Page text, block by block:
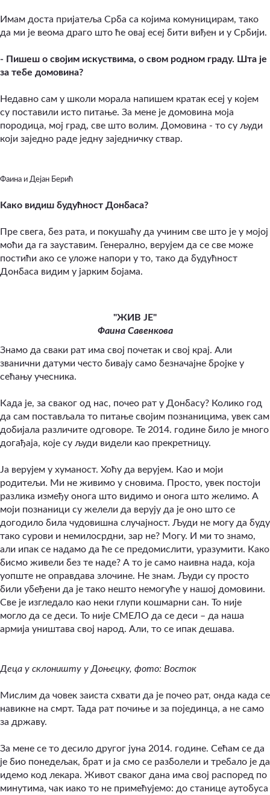
Имам доста пријатеља Срба са којима комуницирам, тако
да ми је веома драго што ће овај есеј бити виђен и у Србији.
- Пишеш о својим искуствима, о свом родном граду. Шта је
за тебе домовина?
Недавно сам у школи морала напишем кратак есеј у којем
су поставили исто питање. За мене је домовина моја
породица, мој град, све што волим. Домовина - то су људи
који заједно раде једну заједничку ствар.
Фаина и Дејан Берић
Како видиш будућност Донбаса?
Пре свега, без рата, и покушаћу да учиним све што је у мојој
моћи да га зауставим. Генерално, верујем да се све може
постићи ако се уложе напори у то, тако да будућност
Донбаса видим у јарким бојама.
"ЖИВ ЈЕ"
Фаина Савенкова
Знамо да сваки рат има свој почетак и свој крај. Али
званични датуми често бивају само безначајне бројке у
сећању учесника.
Када је, за сваког од нас, почео рат у Донбасу? Колико год
да сам постављала то питање својим познаницима, увек сам
добијала различите одговоре. Те 2014. године било је много
догађаја, које су људи видели као прекретницу.
Ја верујем у хуманост. Хоћу да верујем. Као и моји
родитељи. Ми не живимо у сновима. Просто, увек постоји
разлика између онога што видимо и онога што желимо. А
моји познаници су желели да верују да је оно што се
догодило била чудовишна случајност. Људи не могу да буду
тако сурови и немилосрдни, зар не? Могу. И ми то знамо,
али ипак се надамо да ће се предомислити, уразумити. Како
бисмо живели без те наде? А то је само наивна нада, која
уопште не оправдава злочине. Не знам. Људи су просто
били убеђени да је тако нешто немогуће у нашој домовини.
Све је изгледало као неки глупи кошмарни сан. То није
могло да се деси. То није СМЕЛО да се деси – да наша
армија уништава свој народ. Али, то се ипак дешава.
Деца у склоништу у Доњецку, фото: Восток
Мислим да човек заиста схвати да је почео рат, онда када се
навикне на смрт. Тада рат почиње и за појединца, а не само
за државу.
За мене се то десило другог јуна 2014. године. Сећам се да
је био понедељак, брат и ја смо се разболели и требало је да
идемо код лекара. Живот сваког дана има свој распоред по
минутима, чак иако то не примећујемо: до станице аутобуса